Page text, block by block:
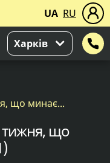
UA RU
Харків
що минає...
тижня, що